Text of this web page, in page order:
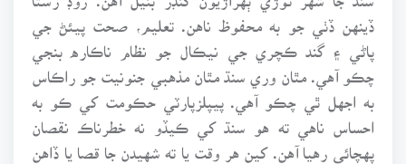
ڏينهن ڏٺي جو به محفوظ ناهن. تعليم، صحت پيئڻ جي
پاڻي ۽ گند ڪچري جي نيڪال جو نظام ناڪاره بنجي
چڪو آهي. مٿان وري سنڌ مٿان مذهبي جنونيت جو راڪاس
به اجهل ٿي چڪو آهي. پيپلزپارٽي حڪومت کي ڪو به
احساس ناهي ته هو سنڌ کي ڪيڏو نه خطرناڪ نقصان
پهچائي رهيا آهن. کين هر وقت يا ته شهيدن جا قصا يا ڏاهن